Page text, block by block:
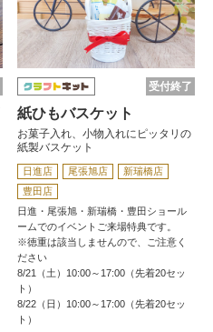
受付終了
紙ひもバスケット
お菓子入れ、小物入れにピッタリの
紙製バスケット
日進店 尾張旭店
新瑞橋店
豊田店
日進・尾張旭・新瑞橋・豊田ショール
ームでのイベントご来場特典です。
※徳重は該当しませんので、ご注意く
ださい
8/21（土）10:00～17:00（先着20セッ
ト）
8/22（日）10:00～17:00（先着20セッ
ト）